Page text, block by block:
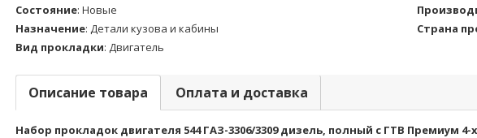
Состояние: Новые
Назначение: Детали кузова и кабины
Страна
Вид прокладки: Двигатель
Описание товара Оплата и доставка
Набор прокладок двигателя 544 ГАЗ-3306/3309 дизель, полный с ГТВ Премиум 4-